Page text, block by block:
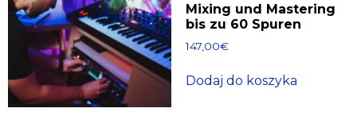
Mixing und Mastering
bis zu 60 Spuren
147,00€
Dodaj do koszyka